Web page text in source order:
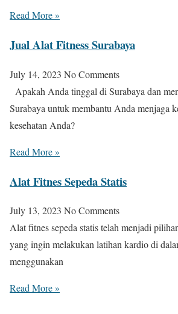
Read More »
Jual Alat Fitness Surabaya
July 14, 2023 No Comments
Apakah Anda tinggal di Surabaya dan
Surabaya untuk membantu Anda menjaga
kesehatan Anda?
Read More »
Alat Fitnes Sepeda Statis
July 13, 2023 No Comments
Alat fitnes sepeda statis telah menjadi
yang ingin melakukan latihan kardio di
menggunakan
Read More »